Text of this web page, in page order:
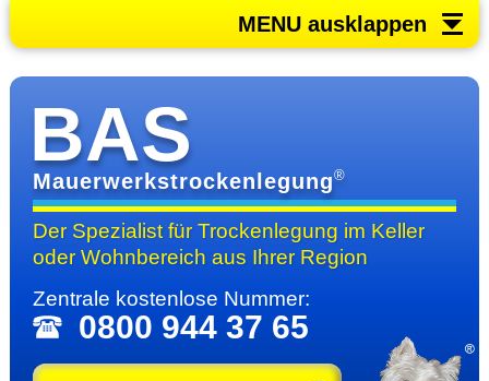
MENU ausklappen
BAS
Mauerwerkstrockenlegung®
Der Spezialist für Trocken­legung im Keller
oder Wohn­bereichaus Ihrer Region
Zentrale kosten­lose Nummer:
0800 944 37 65